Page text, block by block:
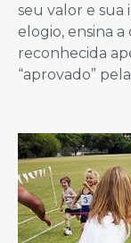
seu valor e sua
elogio, ensina
reconhecida
“aprovado”